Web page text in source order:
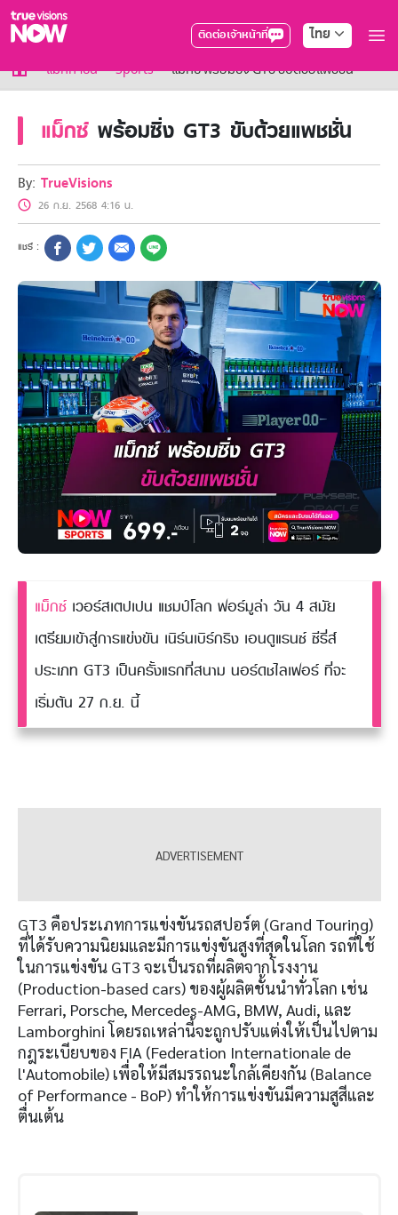
ติดต่อเจ้าหน้าที่ ไทย
True AF2026
แพ็กเกจ
NOW SPORTS
NOW Muay Thai
แพ็กเกจทรูวิชันส์นาวทั้งหมด
เคเบิลและจานดาวเทียม
สิทธิพิเศษ
สิทธิพิเศษลูกค้าทรูวิชั่นส์
HoReCa
แพ็กเกจสำหรับผู้ประกอบการ
หาร้านร่วมรายการ
FAQs
แม็กกาซีน Sports แม็กซ์ พร้อมซิ่ง GT3 ขับด้วยแพชชั่น
แม็กซ์ พร้อมซิ่ง GT3 ขับด้วยแพชชั่น
By: TrueVisions
26 ก.ย. 2568 4:16 น.
แม็กซ์ เวอร์สเตปเปน แชมป์โลก ฟอร์มูล่า วัน 4 สมัย
เตรียมเข้าสู่การแข่งขัน เนิร์นเบิร์กริง เอนดูแรนซ์ ซีรี่ส์
ประเภท GT3 เป็นครั้งแรกที่สนาม นอร์ดชไลเฟอร์ ที่จะ
เริ่มต้น 27 ก.ย. นี้
GT3 คือประเภทการแข่งขันรถสปอร์ต (Grand Touring)
ที่ได้รับความนิยมและมีการแข่งขันสูงที่สุดในโลก รถที่ใช้
ในการแข่งขัน GT3 จะเป็นรถที่ผลิตจากโรงงาน
(Production-based cars) ของผู้ผลิตชั้นนำทั่วโลก เช่น
Ferrari, Porsche, Mercedes-AMG, BMW, Audi, และ
Lamborghini โดยรถเหล่านี้จะถูกปรับแต่งให้เป็นไปตาม
กฎระเบียบของ FIA (Federation Internationale de
l'Automobile) เพื่อให้มีสมรรถนะใกล้เคียงกัน (Balance
of Performance - BoP) ทำให้การแข่งขันมีความสูสีและ
ตื่นเต้น